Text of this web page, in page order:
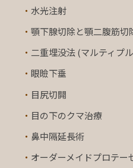
・ 水光注射
・ 顎下腺切除と顎二腹筋切
・ 二重埋没法 (マルティプ
・ 眼瞼下垂
・ 目尻切開
・ 目の下のクマ治療
・ 鼻中隔延長術
・ オーダーメイドプロテー